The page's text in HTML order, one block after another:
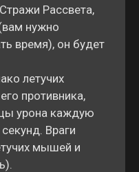
Рассвета,
нужно
время), он будет
летучих
противника,
урона каждую
Враги
мышей и